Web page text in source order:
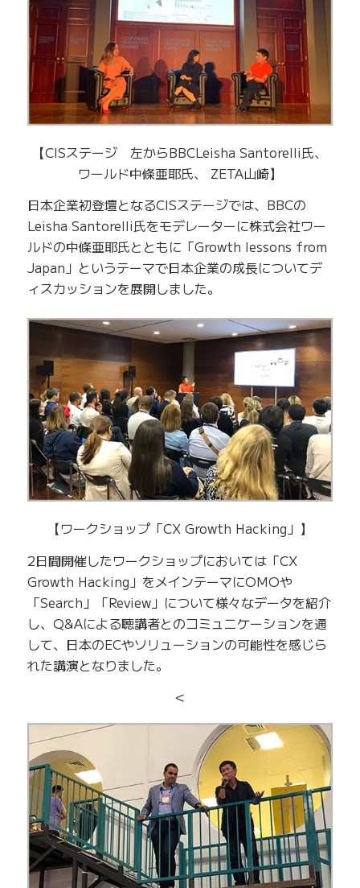
【CISステージ 左からBBCLeisha Santorelli氏、
ワールド中條亜耶氏、 ZETA山崎】
日本企業初登壇となるCISステージでは、BBCの
Leisha Santorelli氏をモデレーターに株式会社ワー
ルドの中條亜耶氏とともに「Growth lessons from
Japan」というテーマで日本企業の成長についてデ
ィスカッションを展開しました。
【ワークショップ「CX Growth Hacking」】
2日間開催したワークショップにおいては「CX
Growth Hacking」をメインテーマにOMOや
「Search」「Review」について様々なデータを紹介
し、Q&Aによる聴講者とのコミュニケーションを通
して、日本のECやソリューションの可能性を感じら
れた講演となりました。
<